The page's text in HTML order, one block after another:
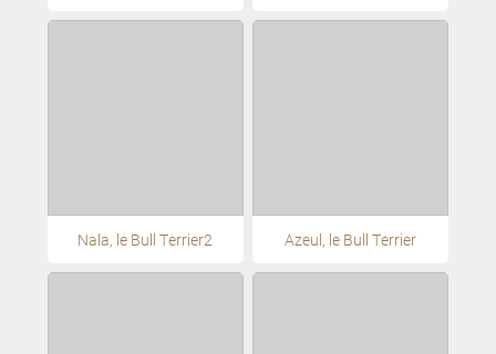
Nala, le Bull Terrier2 Azeul, le Bull Terrier